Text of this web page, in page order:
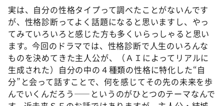
実は、自分の性格タイプって調べたことがないんです
が、性格診断ってよく話題になると思いますし、やっ
てみていろいろと感じた方も多くいらっしゃると思い
ます。今回のドラマでは、性格診断で人生のいろんな
ものを決めてきた主人公が、（ＡＩによってリアルに
生成された）自分の中の４種類の性格に特化した“自
分”と会って話すことで、何を感じてその先の未来を歩
んでいくんだろう――というのがひとつのテーマなんで